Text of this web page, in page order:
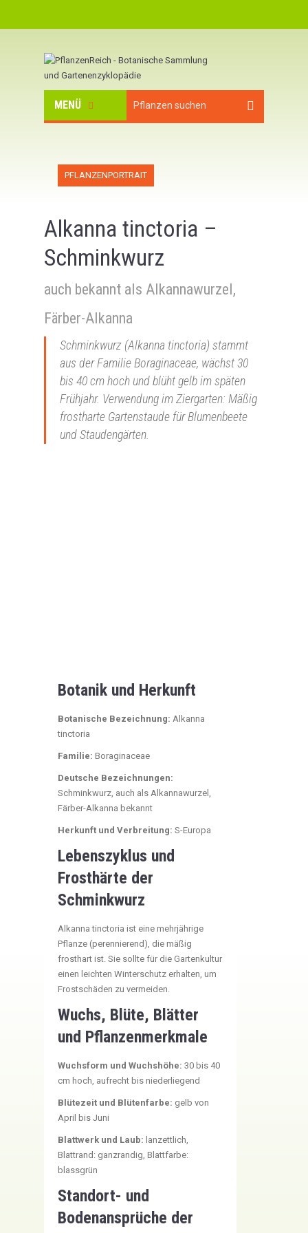
MENÜ
PFLANZENPORTRAIT
Alkanna tinctoria –
Schminkwurz
auch bekannt als Alkannawurzel,
Färber-Alkanna
Schminkwurz (Alkanna tinctoria) stammt
aus der Familie Boraginaceae, wächst 30
bis 40 cm hoch und blüht gelb im späten
Frühjahr. Verwendung im Ziergarten: Mäßig
frostharte Gartenstaude für Blumenbeete
und Staudengärten.
Botanik und Herkunft
Botanische Bezeichnung: Alkanna
tinctoria
Familie: Boraginaceae
Deutsche Bezeichnungen:
Schminkwurz, auch als Alkannawurzel,
Färber-Alkanna bekannt
Herkunft und Verbreitung: S-Europa
Lebenszyklus und
Frosthärte der
Schminkwurz
Alkanna tinctoria ist eine mehrjährige
Pflanze (perennierend), die mäßig
frosthart ist. Sie sollte für die Gartenkultur
einen leichten Winterschutz erhalten, um
Frostschäden zu vermeiden.
Wuchs, Blüte, Blätter
und Pflanzenmerkmale
Wuchsform und Wuchshöhe: 30 bis 40
cm hoch, aufrecht bis niederliegend
Blütezeit und Blütenfarbe: gelb von
April bis Juni
Blattwerk und Laub: lanzettlich,
Blattrand: ganzrandig, Blattfarbe:
blassgrün
Standort- und
Bodenansprüche der